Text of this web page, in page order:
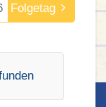
Folgetag